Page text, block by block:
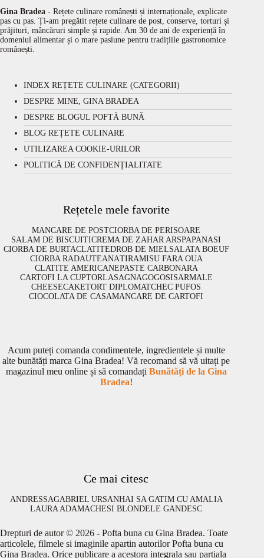
Gina Bradea - Rețete culinare românești și internaționale, explicate
pas cu pas. Ți-am pregătit rețete culinare de post, conserve, torturi și
prăjituri, mâncăruri simple și rapide. Am 30 de ani de experiență în
domeniul alimentar și o mare pasiune pentru tradițiile gastronomice
românești.
INDEX REȚETE CULINARE (CATEGORII)
DESPRE MINE, GINA BRADEA
DESPRE BLOGUL POFTĂ BUNĂ
BLOG REȚETE CULINARE
UTILIZAREA COOKIE-URILOR
POLITICĂ DE CONFIDENȚIALITATE
Rețetele mele favorite
MANCARE DE POSTCIORBA DE PERISOARE
SALAM DE BISCUITICREMA DE ZAHAR ARSPAPANASI
CIORBA DE BURTACLATITEDROB DE MIELSALATA BOEUF
CIORBA RADAUTEANATIRAMISU FARA OUA
CLATITE AMERICANEPASTE CARBONARA
CARTOFI LA CUPTORLASAGNAGOGOSISARMALE
CHEESECAKETORT DIPLOMATCHEC PUFOS
CIOCOLATA DE CASAMANCARE DE CARTOFI
Acum puteți comanda condimentele, ingredientele și multe
alte bunătăți marca Gina Bradea! Vă recomand să vă uitați pe
magazinul meu online și să comandați Bunătăți de la Gina
Bradea!
Ce mai citesc
ANDRESSAGABRIEL URSANHAI SA GATIM CU AMALIA
LAURA ADAMACHESI BLONDELE GANDESC
Drepturi de autor © 2026 - Pofta buna cu Gina Bradea. Toate
articolele, filmele si imaginile apartin autorilor Pofta buna cu
Gina Bradea. Orice publicare a acestora integrala sau partiala